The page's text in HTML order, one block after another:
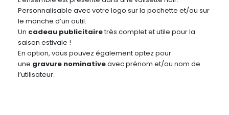
Personnalisable avec votre logo sur la pochette et/ou sur
le manche d’un outil.
Un cadeau publicitairetrès complet et utile pour la
saison estivale !
En option, vous pouvez également optez pour
une gravure nominativeavec prénom et/ou nom de
l’utilisateur.